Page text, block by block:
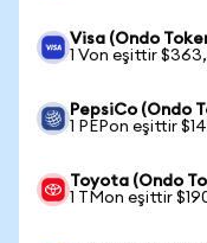
Visa (Ondo
1 Von eşittir
PepsiCo (Ondo
1 PEPon eşittir
Toyota (Ondo
1 TMon eşittir